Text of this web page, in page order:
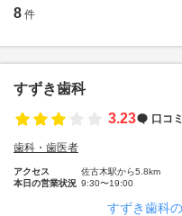
8 件
すずき歯科
3.23
口コミ
歯科・歯医者
アクセス
佐古木駅から5.8km
本日の営業状況 9:30〜19:00
すずき歯科